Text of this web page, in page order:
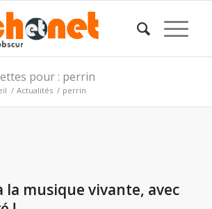
pour : perrin
/ Actualités / perrin
la musique vivante, avec